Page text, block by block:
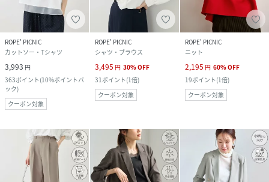
ROPE' PICNIC
カットソー・Tシャツ
3,993 円
363ポイント(10%ポイントバ
ック)
クーポン対象
ROPE' PICNIC
シャツ・ブラウス
3,495 円 30%OFF
31 ポイント(1倍)
クーポン対象
ROPE' PICNIC
ニット
2,195 円 60%OFF
19ポイント(1倍)
クーポン対象